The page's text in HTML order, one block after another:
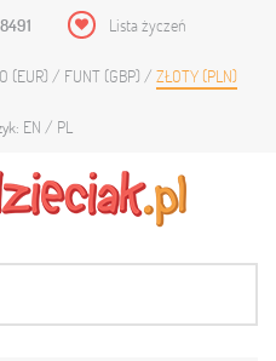
Lista życzeń
(EUR) FUNT (GBP) ZŁOTY (PLN)
EN PL